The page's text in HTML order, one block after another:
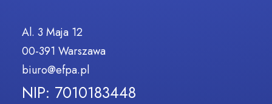
Al. 3 Maja 12
00-391 Warszawa
biuro@efpa.pl
NIP: 7010183448